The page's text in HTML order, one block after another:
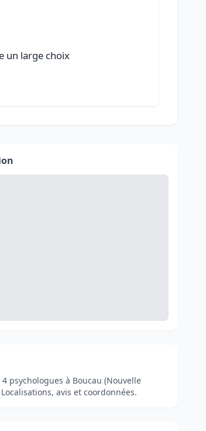
un large choix
4 psychologues à Boucau (Nouvelle
avis et coordonnées.